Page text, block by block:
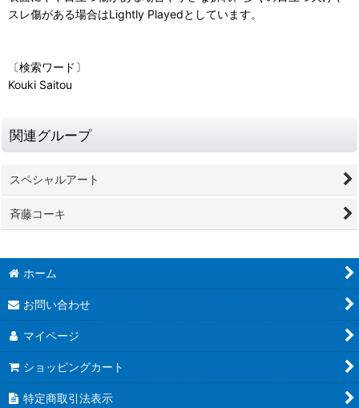
スレ傷がある場合はLightly Playedとしています。
〔検索ワード〕
Kouki Saitou
関連グループ
スペシャルアート
斉藤コーキ
ホーム
お問い合わせ
マイページ
ショッピングカート
特定商取引法表示